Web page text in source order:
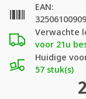
Verwachte
voor 21u
Huidige
57 stuk(s)
EAN: